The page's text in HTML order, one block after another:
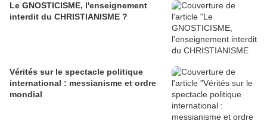
Le GNOSTICISME, l'enseignement
interdit du CHRISTIANISME ?
Vérités sur le spectacle politique
international : messianisme et ordre
mondial